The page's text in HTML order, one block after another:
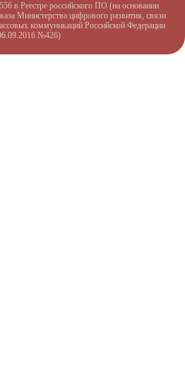
в Реестре российского ПО (на основании
Министерства цифрового развития, связи
коммуникаций Российской Федерации
№426)